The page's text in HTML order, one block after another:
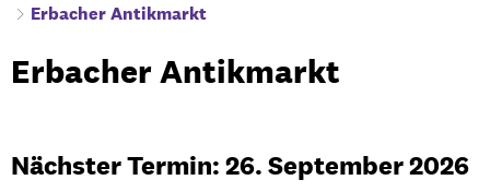
Erbacher Antikmarkt
Erbacher
Erbacher Antikmarkt
Nächster Termin: 26. September 2026